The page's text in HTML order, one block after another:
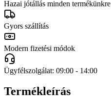
Hazai jótállás minden termékünkre
Gyors szállítás
Modern fizetési módok
Ügyfélszolgálat: 09:00 - 14:00
Termékleírás